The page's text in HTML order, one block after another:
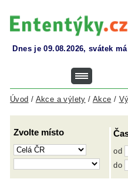
Dnes je 09.08.2026, svátek má
Úvod / Akce a výlety / Akce /
Zvolte místo
od
do